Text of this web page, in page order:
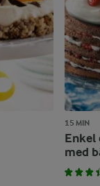
15 MIN
Enkel
med